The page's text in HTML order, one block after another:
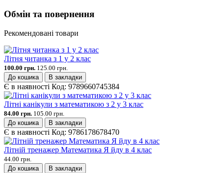
Обмін та повернення
Рекомендовані товари
Літня читанка з 1 у 2 клас
100.00 грн. 125.00 грн.
До кошика
В закладки
Є в наявності Код: 9789660745384
Літні канікули з математикою з 2 у 3 клас
84.00 грн. 105.00 грн.
До кошика
В закладки
Є в наявності Код: 9786178678470
Літній тренажер Математика Я йду в 4 клас
44.00 грн.
До кошика
В закладки